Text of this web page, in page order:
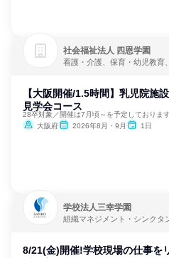
社会福祉法人 四恩学園
看護・介護、保育・幼児教育
【大阪開催/1.5時間】乳児院施
見学会コース
28卒対象／開催は7月頃～を予定しております
大阪府
2026年8月・9月 1日
学校法人三幸学園
組織マネジメント・シンクタ
8/21(金)開催!学校現場の仕事を